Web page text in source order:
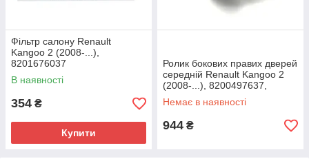
Фільтр салону Renault
Kangoo 2 (2008-...),
8201676037
В наявності
354 ₴
Купити
Ролик бокових правих дверей
середній Renault Kangoo 2
(2008-...), 8200497637,
8200531807
Немає в наявності
944 ₴